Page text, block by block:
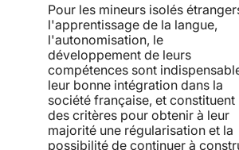
Pour les mineurs isolés
l'apprentissage de la langue,
l'autonomisation, le
développement de leurs
compétences sont
leur bonne intégration dans la
société française, et constituent
des critères pour obtenir à leur
majorité une régularisation et la
possibilité de continuer à